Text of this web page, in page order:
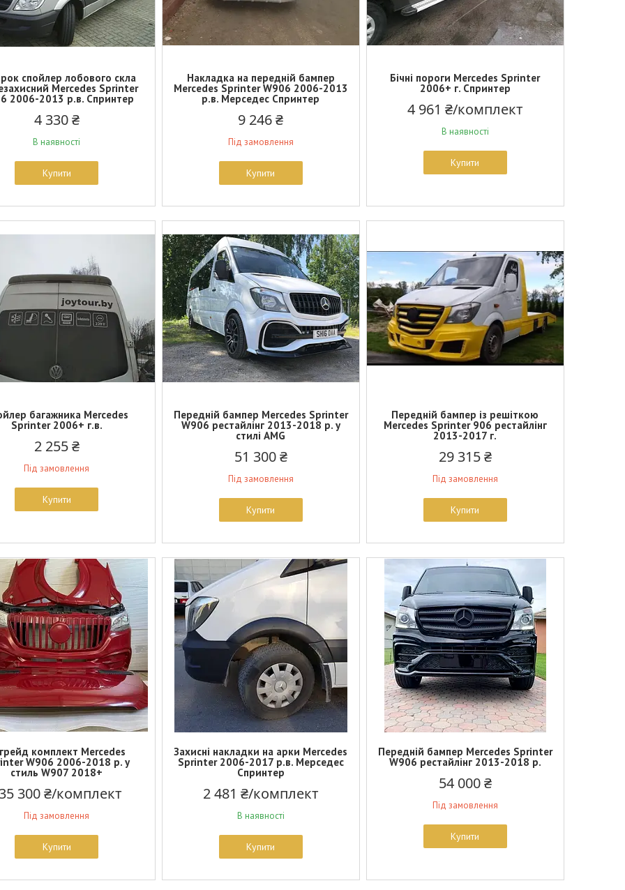
спойлер лобового скла
Mercedes Sprinter
2006-2013 р.в. Спринтер
4 330 ₴
В наявності
Купити
Накладка на передній бампер
Mercedes Sprinter W906 2006-2013
р.в. Мерседес Спринтер
9 246 ₴
Під замовлення
Купити
Бічні пороги Mercedes Sprinter
2006+ г. Спринтер
4 961 ₴/комплект
В наявності
Купити
багажника Mercedes
Sprinter 2006+ г.в.
2 255 ₴
Під замовлення
Купити
Передній бампер Mercedes Sprinter
W906 рестайлінг 2013-2018 р. у
стилі AMG
51 300 ₴
Під замовлення
Купити
Передній бампер із решіткою
Mercedes Sprinter 906 рестайлінг
2013-2017 г.
29 315 ₴
Під замовлення
Купити
комплект Mercedes
W906 2006-2018 р. у
стиль W907 2018+
300 ₴/комплект
Під замовлення
Купити
Захисні накладки на арки Mercedes
Sprinter 2006-2017 р.в. Мерседес
Спринтер
2 481 ₴/комплект
В наявності
Купити
Передній бампер Mercedes Sprinter
W906 рестайлінг 2013-2018 р.
54 000 ₴
Під замовлення
Купити